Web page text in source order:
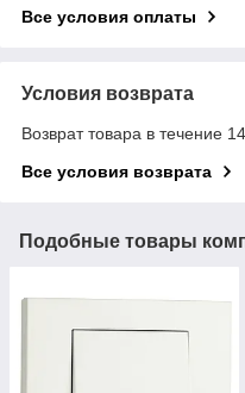
Все условия оплаты
Условия возврата
Возврат товара в течение
Все условия возврата
Подобные товары